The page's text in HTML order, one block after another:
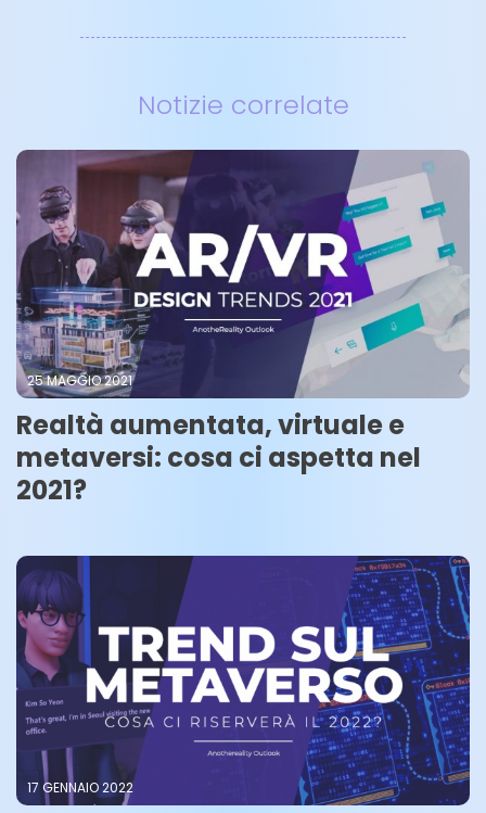
Notizie correlate
25 MAGGIO 2021
Realtà aumentata, virtuale e
metaversi: cosa ci aspetta nel
2021?
17 GENNAIO 2022